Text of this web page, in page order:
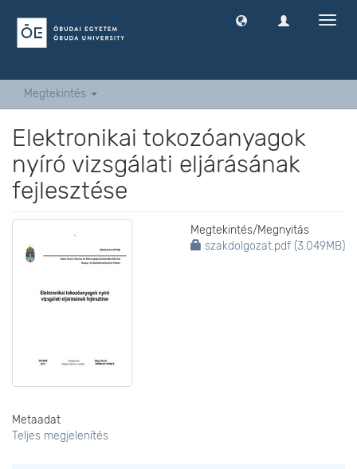
Megtekintés
Elektronikai tokozóanyagok
nyíró vizsgálati eljárásának
fejlesztése
Megtekintés/Megnyitás
szakdolgozat.pdf (3.049MB)
Metaadat
Teljes megjelenítés